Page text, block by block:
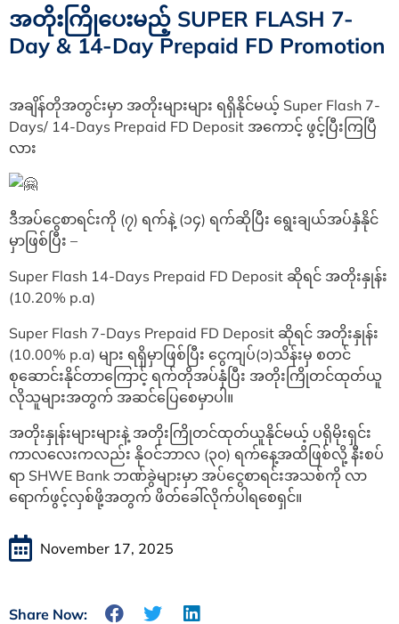
အတိုးကြိုပေးမည့် SUPER FLASH 7-
Day & 14-Day Prepaid FD Promotion
အချိန်တိုအတွင်းမှာ အတိုးများများ ရရှိနိုင်မယ့် Super Flash 7-
Days/ 14-Days Prepaid FD Deposit အကောင့် ဖွင့်ပြီးကြပြီ
လား
ဒီအပ်ငွေစာရင်းကို (၇) ရက်နဲ့ (၁၄) ရက်ဆိုပြီး ရွေးချယ်အပ်နှံနိုင်
မှာဖြစ်ပြီး –
Super Flash 14-Days Prepaid FD Deposit ဆိုရင် အတိုးနှုန်း
(10.20% p.a)
Super Flash 7-Days Prepaid FD Deposit ဆိုရင် အတိုးနှုန်း
(10.00% p.a) များ ရရှိမှာဖြစ်ပြီး ငွေကျပ်(၁)သိန်းမှ စတင်
စုဆောင်းနိုင်တာကြောင့် ရက်တိုအပ်နှံပြီး အတိုးကြိုတင်ထုတ်ယူ
လိုသူများအတွက် အဆင်ပြေစေမှာပါ။
အတိုးနှုန်းများများနဲ့ အတိုးကြိုတင်ထုတ်ယူနိုင်မယ့် ပရိုမိုးရှင်း
ကာလလေးကလည်း နိုဝင်ဘာလ (၃၀) ရက်နေ့အထိဖြစ်လို့ နီးစပ်
ရာ SHWE Bank ဘဏ်ခွဲများမှာ အပ်ငွေစာရင်းအသစ်ကို လာ
ရောက်ဖွင့်လှစ်ဖို့အတွက် ဖိတ်ခေါ်လိုက်ပါရ‌စေရှင်။
November 17, 2025
Share Now: